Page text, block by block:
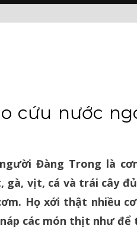
cứu nước
Đàng Trong là
vịt, cá và trái cây
Họ xới thật nhiều
các món thịt như để